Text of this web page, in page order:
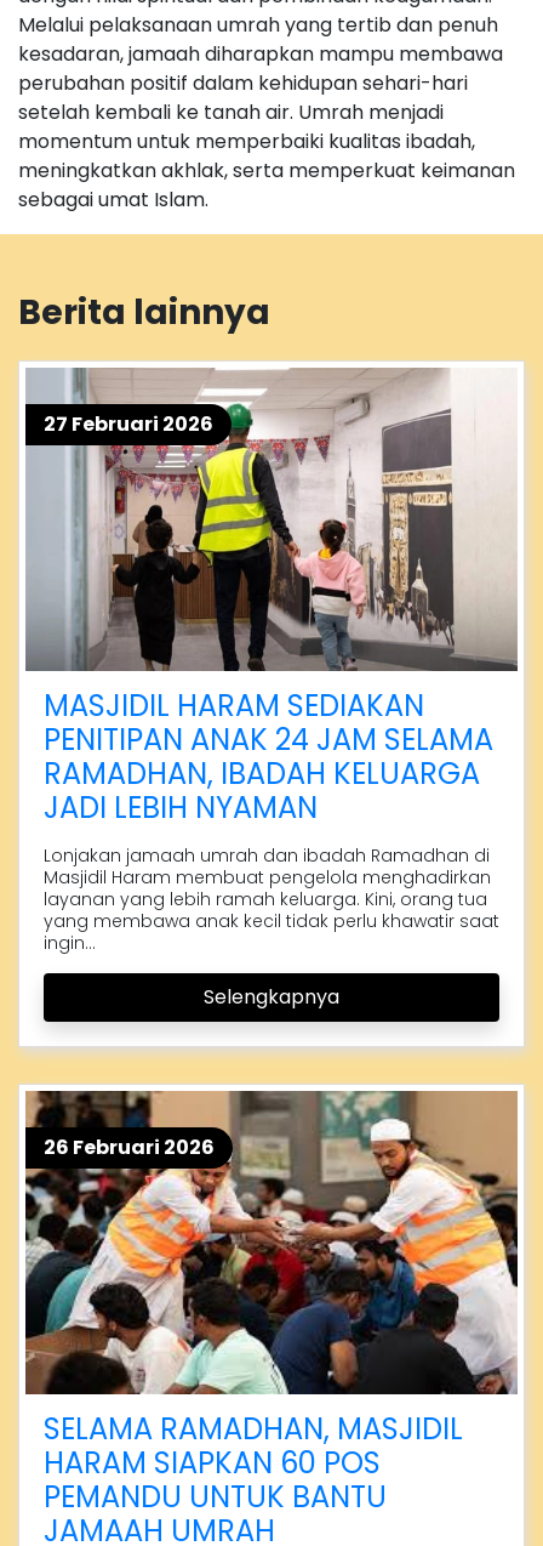
Melalui pelaksanaan umrah yang tertib dan penuh
kesadaran, jamaah diharapkan mampu membawa
perubahan positif dalam kehidupan sehari-hari
setelah kembali ke tanah air. Umrah menjadi
momentum untuk memperbaiki kualitas ibadah,
meningkatkan akhlak, serta memperkuat keimanan
sebagai umat Islam.
Berita lainnya
MASJIDIL HARAM SEDIAKAN
PENITIPAN ANAK 24 JAM SELAMA
RAMADHAN, IBADAH KELUARGA
JADI LEBIH NYAMAN
Lonjakan jamaah umrah dan ibadah Ramadhan di
Masjidil Haram membuat pengelola menghadirkan
layanan yang lebih ramah keluarga. Kini, orang tua
yang membawa anak kecil tidak perlu khawatir saat
ingin...
Selengkapnya
27 Februari 2026
SELAMA RAMADHAN, MASJIDIL
HARAM SIAPKAN 60 POS
PEMANDU UNTUK BANTU
JAMAAH UMRAH
26 Februari 2026